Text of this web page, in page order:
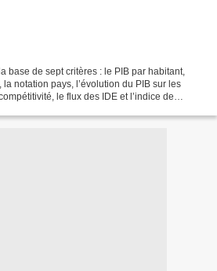
base de sept critères : le PIB par habitant,
notation pays, l’évolution du PIB sur les
le flux des IDE et l’indice de